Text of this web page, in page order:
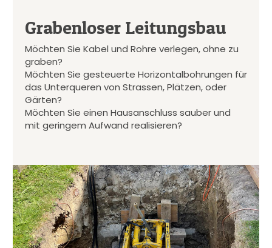
Grabenloser Leitungsbau
Möchten Sie Kabel und Rohre verlegen, ohne zu
graben?
Möchten Sie gesteuerte Horizontalbohrungen für
das Unterqueren von Strassen, Plätzen, oder
Gärten?
Möchten Sie einen Hausanschluss sauber und
mit geringem Aufwand realisieren?